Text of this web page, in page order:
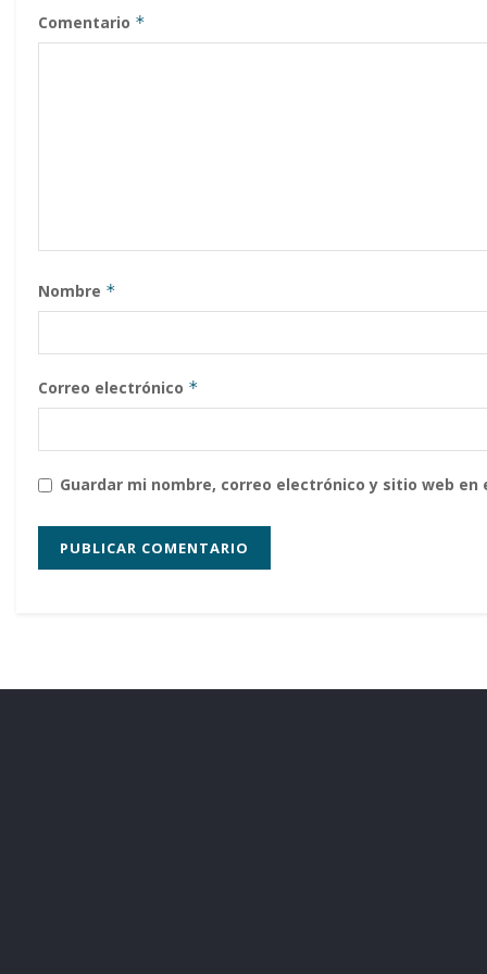
Comentario *
Nombre *
Correo electrónico *
Guardar mi nombre, correo electrónico y sitio web